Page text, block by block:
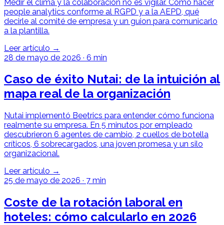
Medir el clima y la colaboración no es vigilar. Cómo hacer
people analytics conforme al RGPD y a la AEPD, qué
decirle al comité de empresa y un guion para comunicarlo
a la plantilla.
Leer artículo →
28 de mayo de 2026 · 6 min
Caso de éxito Nutai: de la intuición al
mapa real de la organización
Nutai implementó Beetrics para entender cómo funciona
realmente su empresa. En 5 minutos por empleado
descubrieron 6 agentes de cambio, 2 cuellos de botella
críticos, 6 sobrecargados, una joven promesa y un silo
organizacional.
Leer artículo →
25 de mayo de 2026 · 7 min
Coste de la rotación laboral en
hoteles: cómo calcularlo en 2026